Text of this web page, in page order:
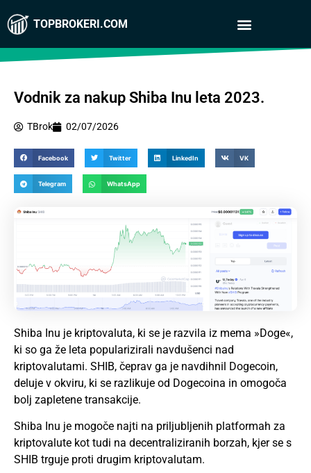
TOPBROKERI.COM
Vodnik za nakup Shiba Inu leta 2023.
TBrok 02/07/2026
Facebook Twitter LinkedIn VK
Telegram WhatsApp
Shiba Inu je kriptovaluta, ki se je razvila iz mema »Doge«,
ki so ga že leta popularizirali navdušenci nad
kriptovalutami. SHIB, čeprav ga je navdihnil Dogecoin,
deluje v okviru, ki se razlikuje od Dogecoina in omogoča
bolj zapletene transakcije.
Shiba Inu je mogoče najti na priljubljenih platformah za
kriptovalute kot tudi na decentraliziranih borzah, kjer se s
SHIB trguje proti drugim kriptovalutam.